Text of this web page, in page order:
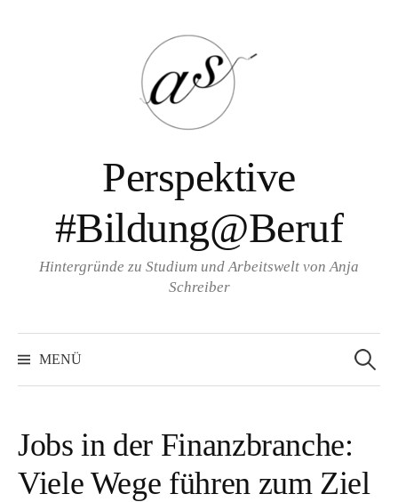
Perspektive
#Bildung@Beruf
Hintergründe zu Studium und Arbeitswelt von Anja
Schreiber
MENÜ
nach:
Jobs in der Finanzbranche:
Viele Wege führen zum Ziel